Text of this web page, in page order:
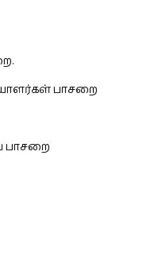
பாசறை
பாசறை